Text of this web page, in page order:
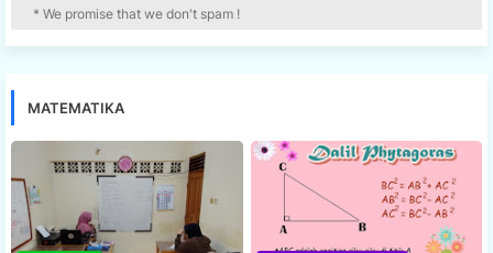
* We promise that we don't spam !
MATEMATIKA